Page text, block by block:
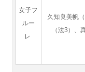
女子フ
ルー
レ
久知良美帆
（法3）、